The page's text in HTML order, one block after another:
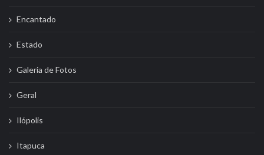
Encantado
Estado
Galeria de Fotos
Geral
Ilópolis
Itapuca